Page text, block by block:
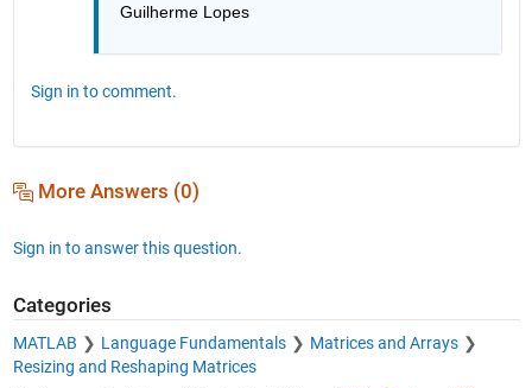
Guilherme Lopes
Sign in to comment.
More Answers (0)
Sign in to answer this question.
Categories
MATLAB Language Fundamentals
Matrices and Arrays
Resizing and Reshaping Matrices